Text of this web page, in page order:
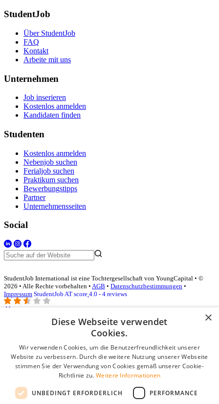
StudentJob
Über StudentJob
FAQ
Kontakt
Arbeite mit uns
Unternehmen
Job inserieren
Kostenlos anmelden
Kandidaten finden
Studenten
Kostenlos anmelden
Nebenjob suchen
Ferialjob suchen
Praktikum suchen
Bewerbungstipps
Partner
Unternehmensseiten
Social
StudentJob International ist eine Tochtergesellschaft von YoungCapital • ©
2026 • Alle Rechte vorbehalten • AGB • Datenschutzbestimmungen •
Impressum StudentJob AT score 4.0 - 4 reviews
Login für Unternehmen
E-Mail*
Passwort
Angemeldet bleiben
Passwort vergessen?
×
Diese Webseite verwendet
Cookies.
Wir verwenden Cookies, um die Benutzerfreundlichkeit unserer
Website zu verbessern. Durch die weitere Nutzung unserer Webseite
stimmen Sie der Verwendung von Cookies gemäß unserer Cookie-
Richtlinie zu. Weitere Informationen
UNBEDINGT ERFORDERLICH PERFORMANCE